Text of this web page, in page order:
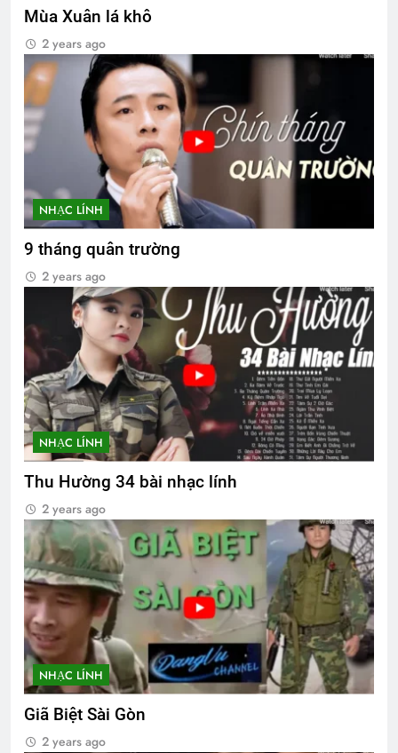
Mùa Xuân lá khô
2 years ago
NHẠC LÍNH
9 tháng quân trường
2 years ago
NHẠC LÍNH
Thu Hường 34 bài nhạc lính
2 years ago
NHẠC LÍNH
Giã Biệt Sài Gòn
2 years ago